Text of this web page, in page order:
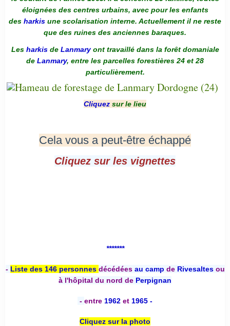
éloignées des centres urbains, avec pour les enfants
des harkis une scolarisation interne. Actuellement il ne reste
que des ruines des anciennes baraques.
Les harkis de Lanmaryont travaillé dans la forêt domaniale
de Lanmary, entre les parcelles forestières 24 et 28
particulièrement.
Cliquez sur le lieu
Cela vous a peut-être échappé
Cliquez sur les vignettes
*******
- Liste des 146 personnes décédées au camp deRivesaltesou
à l'hôpital du nord de Perpignan
- entre 1962 et 1965 -
Cliquez sur la photo